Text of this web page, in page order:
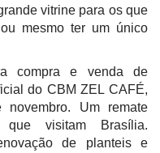
vitrine para os que
mesmo ter um único
compra e venda de
do CBM ZEL CAFÉ,
Um remate
visitam Brasília.
de planteis e